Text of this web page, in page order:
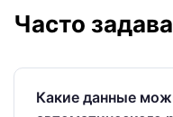
Часто
Какие данные